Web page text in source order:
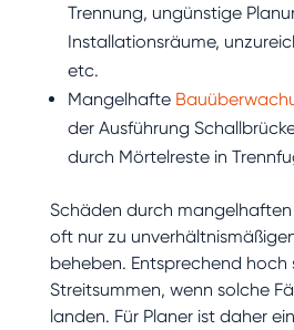
Trennung, ungünstige
Installationsräume,
etc.
Mangelhafte
der Ausführung
durch Mörtelreste in
Schäden durch
oft nur zu
beheben. Entsprechend hoch
Streitsummen, wenn solche
landen. Für Planer ist daher